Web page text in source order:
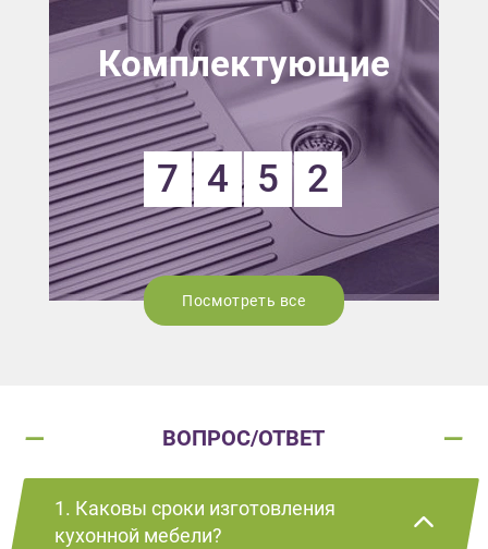
Комплектующие
7 4 5 2
Посмотреть все
ВОПРОС/ОТВЕТ
1. Каковы сроки изготовления
кухонной мебели?